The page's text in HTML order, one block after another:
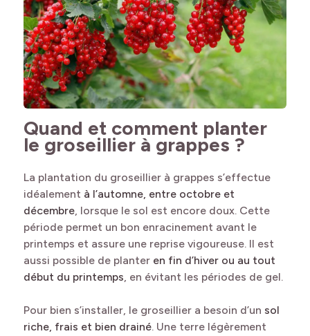
Quand et comment planter
le groseillier à grappes ?
La plantation du groseillier à grappes s’effectue
idéalement à l’automne, entre octobre et
décembre , lorsque le sol est encore doux. Cette
période permet un bon enracinement avant le
printemps et assure une reprise vigoureuse. Il est
aussi possible de planter en fin d’hiver ou au tout
début du printemps , en évitant les périodes de gel.
Pour bien s’installer, le groseillier a besoin d’un sol
riche, frais et bien drainé. Une terre légèrement